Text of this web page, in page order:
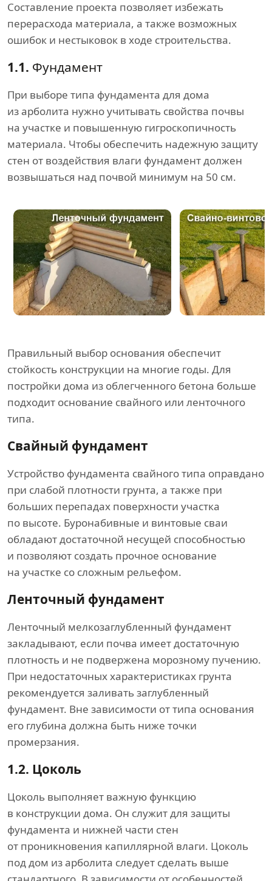
Составление проекта позволяет избежать
перерасхода материала, а также возможных
ошибок и нестыковок в ходе строительства.
1.1. Фундамент
При выборе типа фундамента для дома
из арболита нужно учитывать свойства почвы
на участке и повышенную гигроскопичность
материала. Чтобы обеспечить надежную защиту
стен от воздействия влаги фундамент должен
возвышаться над почвой минимум на 50 см.
Правильный выбор основания обеспечит
стойкость конструкции на многие годы. Для
постройки дома из облегченного бетона больше
подходит основание свайного или ленточного
типа.
Свайный фундамент
Устройство фундамента свайного типа оправдано
при слабой плотности грунта, а также при
больших перепадах поверхности участка
по высоте. Буронабивные и винтовые сваи
обладают достаточной несущей способностью
и позволяют создать прочное основание
на участке со сложным рельефом.
Ленточный фундамент
Ленточный мелкозаглубленный фундамент
закладывают, если почва имеет достаточную
плотность и не подвержена морозному пучению.
При недостаточных характеристиках грунта
рекомендуется заливать заглубленный
фундамент. Вне зависимости от типа основания
его глубина должна быть ниже точки
промерзания.
1.2. Цоколь
Цоколь выполняет важную функцию
в конструкции дома. Он служит для защиты
фундамента и нижней части стен
от проникновения капиллярной влаги. Цоколь
под дом из арболита следует сделать выше